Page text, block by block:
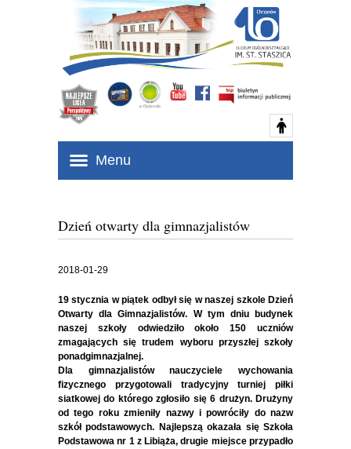
Menu
Dzień otwarty dla gimnazjalistów
2018-01-29
19 stycznia w piątek odbył się w naszej szkole Dzień
Otwarty dla Gimnazjalistów. W tym dniu budynek
naszej szkoły odwiedziło około 150 uczniów
zmagających się trudem wyboru przyszłej szkoły
ponadgimnazjalnej.
Dla gimnazjalistów nauczyciele wychowania
fizycznego przygotowali tradycyjny turniej piłki
siatkowej do którego zgłosiło się 6 drużyn. Drużyny
od tego roku zmieniły nazwy i powróciły do nazw
szkół podstawowych. Najlepszą okazała się Szkoła
Podstawowa nr 1 z Libiąża, drugie miejsce przypadło